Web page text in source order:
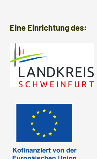
Eine Einrichtung des: